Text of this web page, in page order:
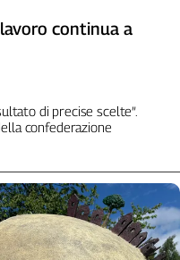
continua a
di precise scelte”.
confederazione